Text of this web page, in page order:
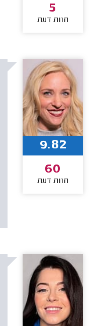
5
חוות דעת
9.82
60
חוות דעת